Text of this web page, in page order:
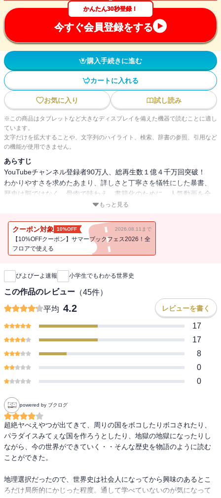
かんたん30秒登録！
今すぐ会員登録をする
購入手続きに進む
カートに入れる
お気に入り 試し読み
※この商品はタブレットなど大きなディスプレイを備えた機器で読むことに適し
ています。
文字だけを拡大することや、文字列のハイライト、検索、辞書の参照、引用など
の機能が使用できません。
あらすじ
YouTubeチャンネル登録者90万人、総再生数１億４千万回突破！
わかりやすさを求めたあまり、詳しさと丁寧さを犠牲にした暴書、
歴史は脳ではなく、骨肉で味わえ。書籍化のために、人気動画を全
ページフルカラーで再編集し、本独自のさらなる解説を加えて本に
もっと見る
クーポン対象 10%OFF 2026.08.11まで
【10%OFFクーポン】サマーブックフェス2026！全
フロアで使える
新刊通知
ぴよぴーよ速報 小学生でもわかる世界史
この作品のレビュー （45件）
平均 4.2 レビューを書く
17
17
8
0
0
powered by ブクログ
超絶ヤべえやつが出てきて、周りの国をボコしたりボコされたり、
パラダイスみてぇな国を作ろうとしたり、地獄の地獄になったりし
ながら、今の世界ができていく・・そんな歴史を物語のように読む
ことができた。
地理選択だったので、世界史は社会人になってから興味のあるとこ
ろだけ局所的にかじった程度。通して学べていないのが気になって